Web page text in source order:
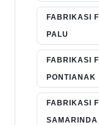
FABRIKASI
PALU
FABRIKASI
PONTIANAK
FABRIKASI
SAMARINDA